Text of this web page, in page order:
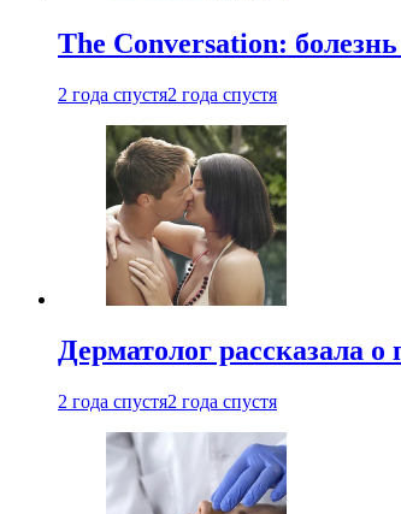
The Conversation:
2 года спустя2 года спустя
Дерматолог рассказала
2 года спустя2 года спустя